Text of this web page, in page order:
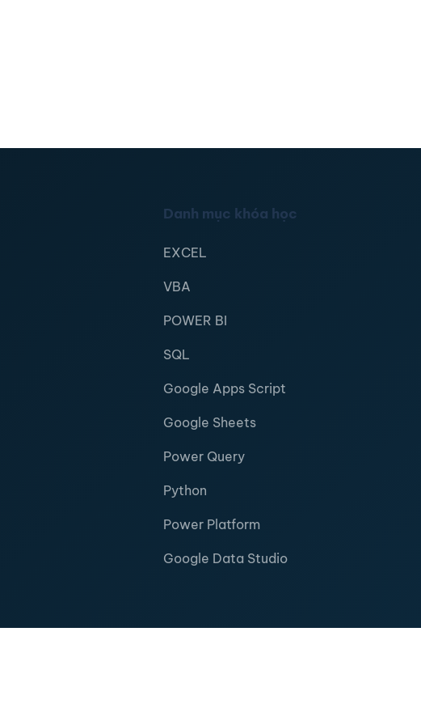
Danh mục khóa học
EXCEL
VBA
POWER BI
SQL
Google Apps Script
Google Sheets
Power Query
Python
Power Platform
Google Data Studio